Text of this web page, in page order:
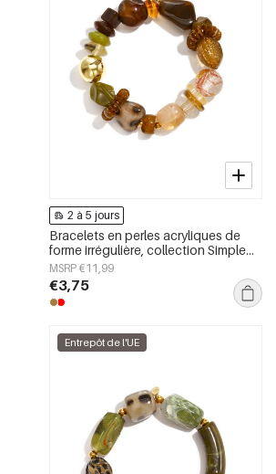
2 à 5 jours
Bracelets en perles acryliques de
forme irrégulière, collection Simple
Daily Simple, bijoux pour femmes
MSRP €11,99
€3,75
Entrepôt de l'UE